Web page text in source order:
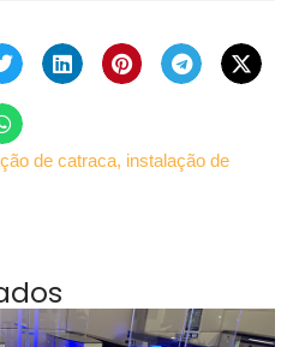
de catraca, instalação de